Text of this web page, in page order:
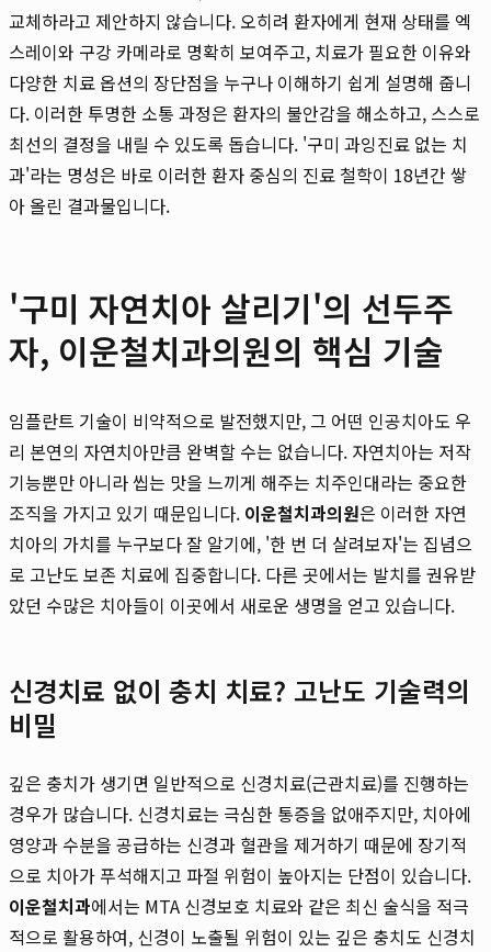
교체하라고 제안하지 않습니다. 오히려 환자에게 현재 상태를 엑
스레이와 구강 카메라로 명확히 보여주고, 치료가 필요한 이유와
다양한 치료 옵션의 장단점을 누구나 이해하기 쉽게 설명해 줍니
다. 이러한 투명한 소통 과정은 환자의 불안감을 해소하고, 스스로
최선의 결정을 내릴 수 있도록 돕습니다. '구미 과잉진료 없는 치
과'라는 명성은 바로 이러한 환자 중심의 진료 철학이 18년간 쌓
아 올린 결과물입니다.
'구미 자연치아 살리기'의 선두주
자, 이운철치과의원의 핵심 기술
임플란트 기술이 비약적으로 발전했지만, 그 어떤 인공치아도 우
리 본연의 자연치아만큼 완벽할 수는 없습니다. 자연치아는 저작
기능뿐만 아니라 씹는 맛을 느끼게 해주는 치주인대라는 중요한
조직을 가지고 있기 때문입니다. 이운철치과의원은 이러한 자연
치아의 가치를 누구보다 잘 알기에, '한 번 더 살려보자'는 집념으
로 고난도 보존 치료에 집중합니다. 다른 곳에서는 발치를 권유받
았던 수많은 치아들이 이곳에서 새로운 생명을 얻고 있습니다.
신경치료 없이 충치 치료? 고난도 기술력의
비밀
깊은 충치가 생기면 일반적으로 신경치료(근관치료)를 진행하는
경우가 많습니다. 신경치료는 극심한 통증을 없애주지만, 치아에
영양과 수분을 공급하는 신경과 혈관을 제거하기 때문에 장기적
으로 치아가 푸석해지고 파절 위험이 높아지는 단점이 있습니다.
이운철치과에서는 MTA 신경보호 치료와 같은 최신 술식을 적극
적으로 활용하여, 신경이 노출될 위험이 있는 깊은 충치도 신경치